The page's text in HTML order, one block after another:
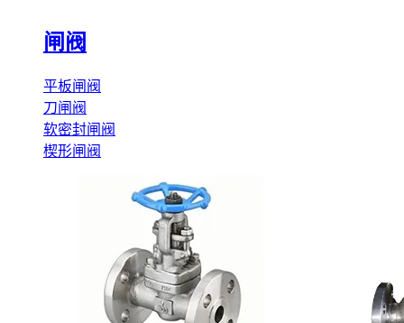
闸阀
平板闸阀
刀闸阀
软密封闸阀
楔形闸阀